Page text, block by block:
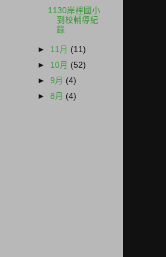
1130岸裡國小
到校輔導紀
錄
► 11月 (11)
► 10月 (52)
►9月 (4)
►8月 (4)